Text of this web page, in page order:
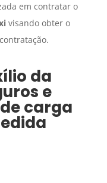
em contratar o
visando obter o
da
e
carga